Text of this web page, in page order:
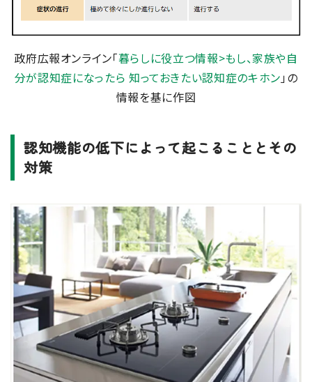
政府広報オンライン「暮らしに役立つ情報>もし、家族や自
分が認知症になったら 知っておきたい認知症のキホン」の
情報を基に作図
認知機能の低下によって起こることとその
対策